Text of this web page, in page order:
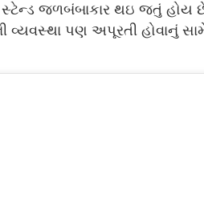
સ્ટેન્ડ જળબંબાકાર થઇ જતું હોય
વ્યવસ્થા પણ અપૂરતી હોવાનું